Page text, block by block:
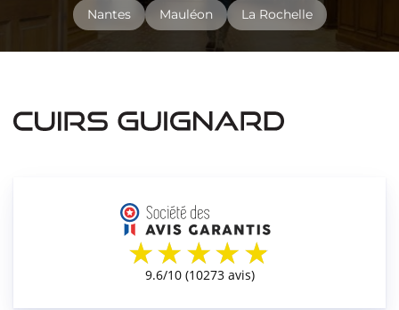
Nantes Mauléon La Rochelle